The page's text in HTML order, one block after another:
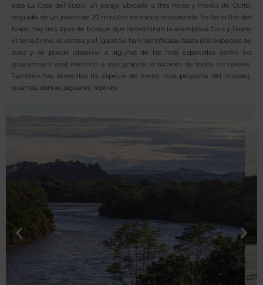
está La Casa del Suizo, un paraje ubicado a tres horas y media de Quito,
seguido de un paseo de 20 minutos en canoa motorizada. En las orillas del
Napo, hay tres tipos de bosque que determinan la asombrosa flora y fauna:
el terra firme, el varzea y el igapó.Se han identificado hasta 600 especies de
aves y se puede observar a algunas de las más especiales como los
guacamayos azul eléctrico o rojo granate, o tucanes de todos los colores.
También hay leoncillos (la especie de mono más pequeña del mundo),
guantas, dantas, jaguares, reptiles.